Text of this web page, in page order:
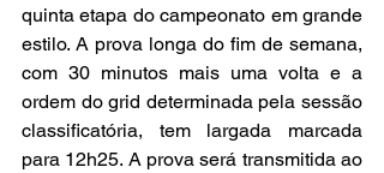
quinta etapa do campeonato em grande
estilo. A prova longa do fim de semana,
com 30 minutos mais uma volta e a
ordem do grid determinada pela sessão
classificatória, tem largada marcada
para 12h25. A prova será transmitida ao